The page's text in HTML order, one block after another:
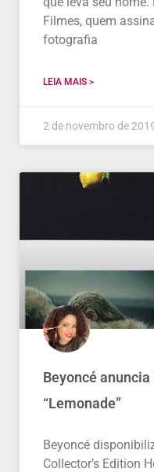
Filmes, quem
fotografia
LEIA MAIS >
2 de novembro de
Beyoncé
“Lemonade”
Beyoncé
Collector’s Edition